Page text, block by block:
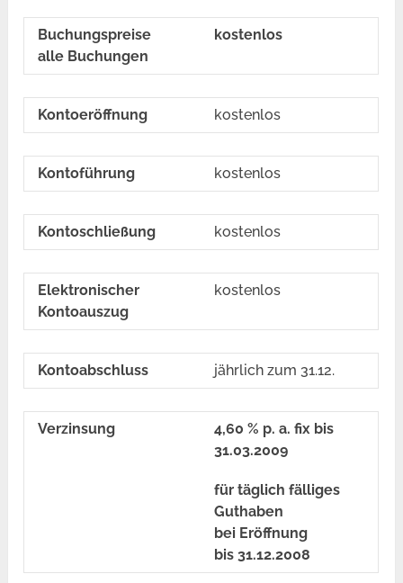
Buchungspreise
alle Buchungen
kostenlos
Kontoeröffnung kostenlos
Kontoführung kostenlos
Kontoschließung kostenlos
Elektronischer
Kontoauszug
kostenlos
Kontoabschluss jährlich zum 31.12.
Verzinsung
4,60 % p. a. fix bis
31.03.2009
für täglich fälliges
Guthaben
bei Eröffnung
bis 31.12.2008